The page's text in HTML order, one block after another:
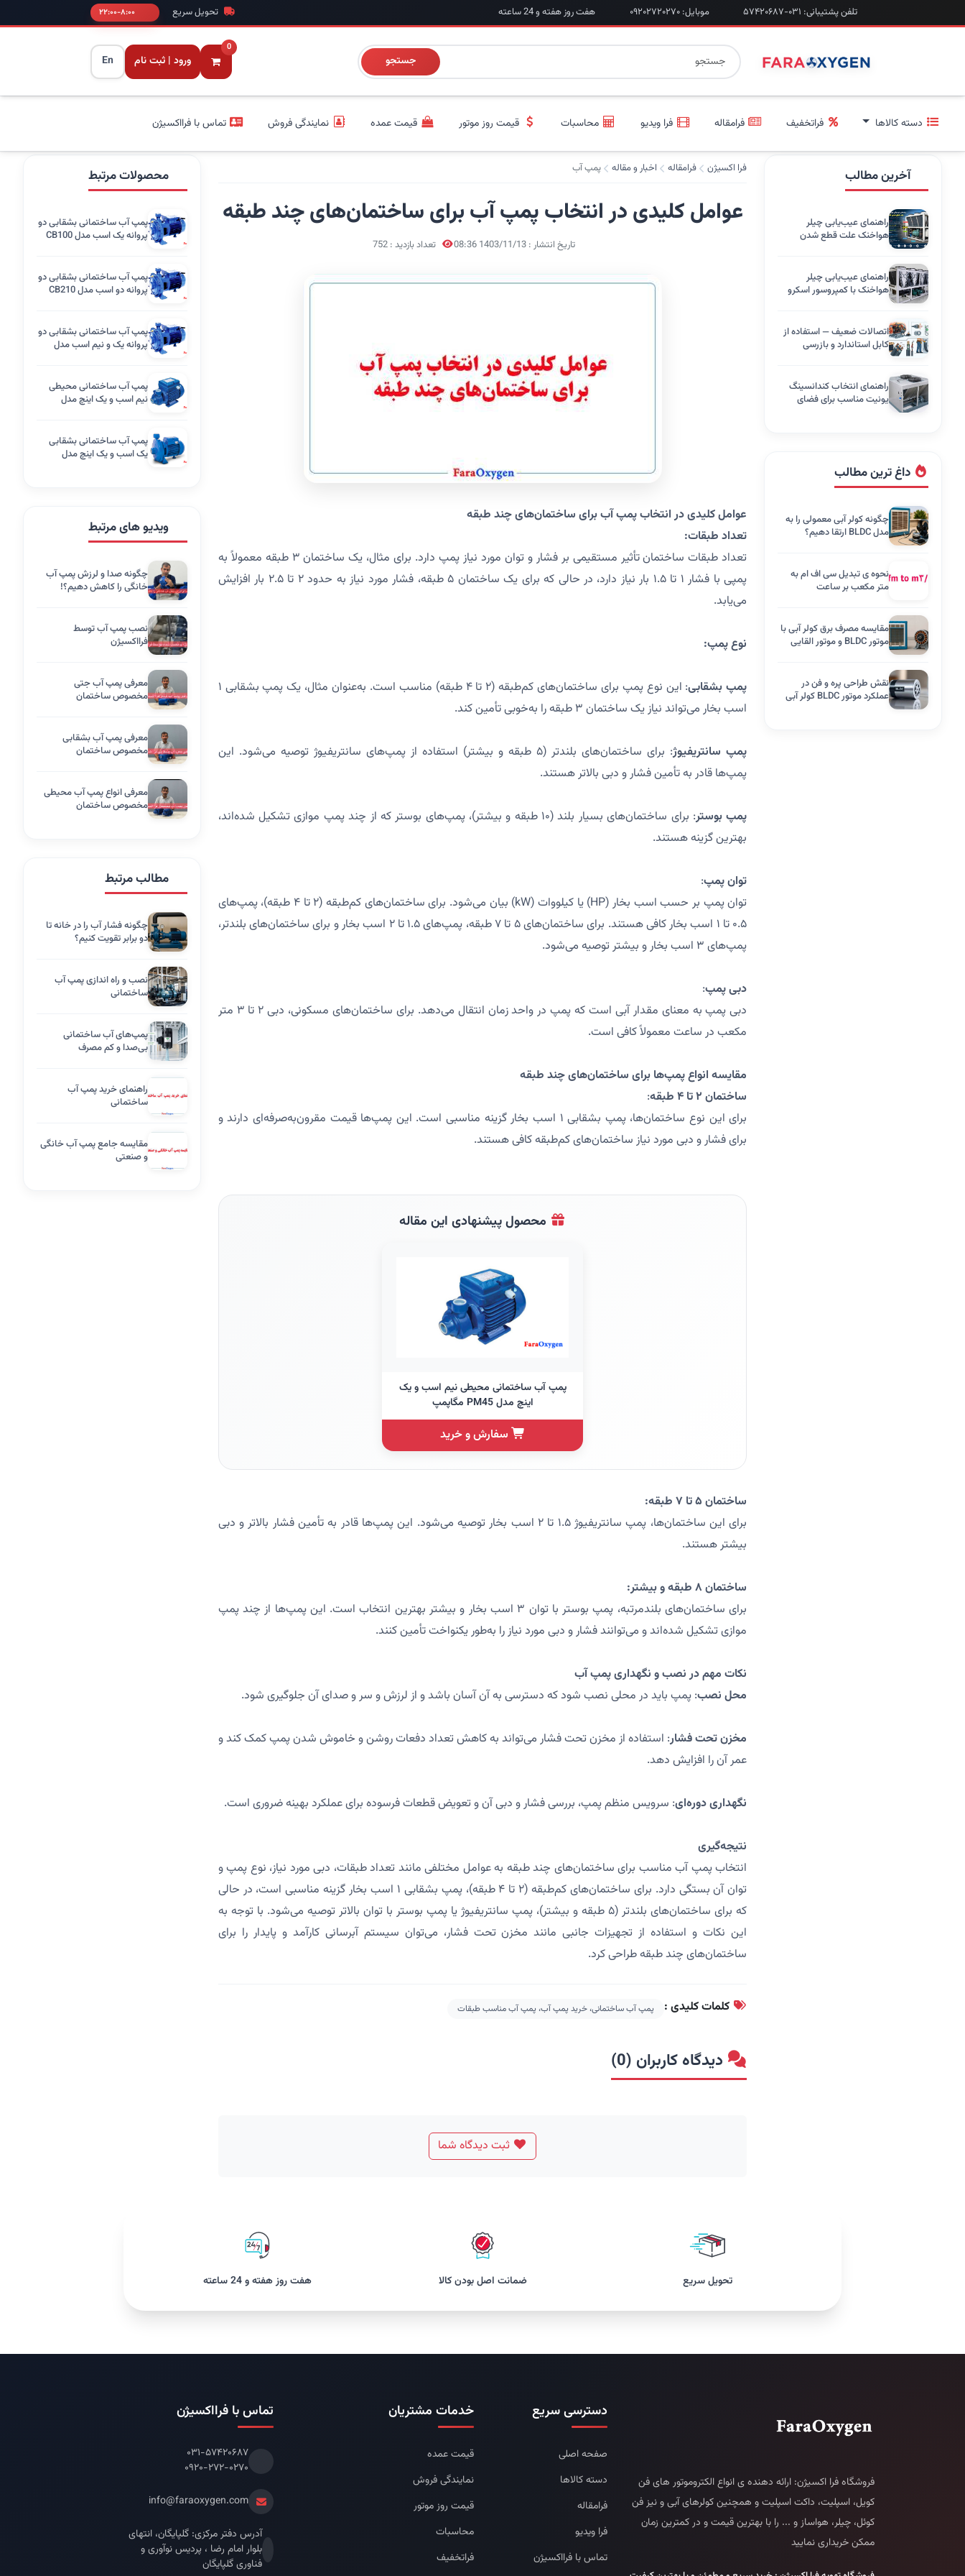
تلفن پشتیبانی: ۰۳۱-۵۷۴۲۰۶۸۷ موبایل: ۰۹۲۰۲۷۲۰۲۷۰ هفت روز هفته و 24 ساعته تحویل سریع
جستجو
0
ورود | ثبت نام En
دسته کالاها فراتخفیف فرامقاله فرا ویدیو محاسبات قیمت روز موتور قیمت عمده نمایندگی فروش تماس با فرااکسیژن
آخرین مطالب
راهنمای عیب‌یابی چیلر
هواخنک علت قطع شدن
راهنمای عیب‌یابی چیلر
هواخنک با کمپروسور اسکرو
اتصالات ضعیف — استفاده از
کابل استاندارد و بازرسی
راهنمای انتخاب کندانسینگ
یونیت مناسب برای فضای
داغ ترین مطالب
چگونه کولر آبی معمولی را به
مدل BLDC ارتقا دهیم؟
نحوه ی تبدیل سی اف ام به
متر مکعب بر ساعت
مقایسه مصرف برق کولر آبی با
موتور BLDC و موتور القایی
نقش طراحی پره و فن در
عملکرد موتور BLDC کولر آبی
فرا اکسیژن فرامقاله اخبار و مقاله پمپ آب
عوامل کلیدی در انتخاب پمپ آب برای ساختمان‌های چند طبقه
تاریخ انتشار : 1403/11/13 08:36 تعداد بازدید : 752
عوامل کلیدی در انتخاب پمپ آب برای ساختمان‌های چند طبقه
تعداد طبقات:
تعداد طبقات ساختمان تأثیر مستقیمی بر فشار و توان مورد نیاز پمپ دارد. برای مثال، یک ساختمان ۳ طبقه معمولاً به
پمپی با فشار ۱ تا ۱.۵ بار نیاز دارد، در حالی که برای یک ساختمان ۵ طبقه، فشار مورد نیاز به حدود ۲ تا ۲.۵ بار افزایش
می‌یابد.
نوع پمپ:
پمپ بشقابی
: این نوع پمپ برای ساختمان‌های کم‌طبقه (۲ تا ۴ طبقه) مناسب است. به‌عنوان مثال، یک پمپ بشقابی ۱
اسب بخار می‌تواند نیاز یک ساختمان ۳ طبقه را به‌خوبی تأمین کند.
پمپ سانتریفیوژ
: برای ساختمان‌های بلندتر (۵ طبقه و بیشتر) استفاده از پمپ‌های سانتریفیوژ توصیه می‌شود. این
پمپ‌ها قادر به تأمین فشار و دبی بالاتر هستند.
پمپ بوستر
: برای ساختمان‌های بسیار بلند (۱۰ طبقه و بیشتر)، پمپ‌های بوستر که از چند پمپ موازی تشکیل شده‌اند،
بهترین گزینه هستند.
توان پمپ:
توان پمپ بر حسب اسب بخار (HP) یا کیلووات (kW) بیان می‌شود. برای ساختمان‌های کم‌طبقه (۲ تا ۴ طبقه)، پمپ‌های
۰.۵ تا ۱ اسب بخار کافی هستند. برای ساختمان‌های ۵ تا ۷ طبقه، پمپ‌های ۱.۵ تا ۲ اسب بخار و برای ساختمان‌های بلندتر،
پمپ‌های ۳ اسب بخار و بیشتر توصیه می‌شود.
دبی پمپ:
دبی پمپ به معنای مقدار آبی است که پمپ در واحد زمان انتقال می‌دهد. برای ساختمان‌های مسکونی، دبی ۲ تا ۳ متر
مکعب در ساعت معمولاً کافی است.
مقایسه انواع پمپ‌ها برای ساختمان‌های چند طبقه
ساختمان ۲ تا ۴ طبقه
:
برای این نوع ساختمان‌ها، پمپ بشقابی ۱ اسب بخار گزینه مناسبی است. این پمپ‌ها قیمت مقرون‌به‌صرفه‌ای دارند و
برای فشار و دبی مورد نیاز ساختمان‌های کم‌طبقه کافی هستند.
محصول پیشنهادی این مقاله
پمپ آب ساختمانی محیطی نیم اسب و یک
اینچ مدل PM45 مگاپمپ
سفارش و خرید
ساختمان ۵ تا ۷ طبقه:
برای این ساختمان‌ها، پمپ سانتریفیوژ ۱.۵ تا ۲ اسب بخار توصیه می‌شود. این پمپ‌ها قادر به تأمین فشار بالاتر و دبی
بیشتر هستند.
ساختمان ۸ طبقه و بیشتر:
برای ساختمان‌های بلندمرتبه، پمپ بوستر با توان ۳ اسب بخار و بیشتر بهترین انتخاب است. این پمپ‌ها از چند پمپ
موازی تشکیل شده‌اند و می‌توانند فشار و دبی مورد نیاز را به‌طور یکنواخت تأمین کنند.
نکات مهم در نصب و نگهداری پمپ آب
محل نصب: پمپ باید در محلی نصب شود که دسترسی به آن آسان باشد و از لرزش و سر و صدای آن جلوگیری شود.
مخزن تحت فشار: استفاده از مخزن تحت فشار می‌تواند به کاهش تعداد دفعات روشن و خاموش شدن پمپ کمک کند و
عمر آن را افزایش دهد.
نگهداری دوره‌ای: سرویس منظم پمپ، بررسی فشار و دبی آن و تعویض قطعات فرسوده برای عملکرد بهینه ضروری است.
نتیجه‌گیری
انتخاب پمپ آب مناسب برای ساختمان‌های چند طبقه به عوامل مختلفی مانند تعداد طبقات، دبی مورد نیاز، نوع پمپ و
توان آن بستگی دارد. برای ساختمان‌های کم‌طبقه (۲ تا ۴ طبقه)، پمپ بشقابی ۱ اسب بخار گزینه مناسبی است، در حالی
که برای ساختمان‌های بلندتر (۵ طبقه و بیشتر)، پمپ سانتریفیوژ یا پمپ بوستر با توان بالاتر توصیه می‌شود. با توجه به
این نکات و استفاده از تجهیزات جانبی مانند مخزن تحت فشار، می‌توان سیستم آبرسانی کارآمد و پایدار را برای
ساختمان‌های چند طبقه طراحی کرد.
کلمات کلیدی : پمپ آب ساختمانی، خرید پمپ آب، پمپ آب مناسب طبقات
دیدگاه کاربران (0)
ثبت دیدگاه شما
محصولات مرتبط
پمپ آب ساختمانی بشقابی دو
پروانه یک اسب مدل CB100
پمپ آب ساختمانی بشقابی دو
پروانه دو اسب مدل CB210
پمپ آب ساختمانی بشقابی دو
پروانه یک و نیم اسب مدل
پمپ آب ساختمانی محیطی
نیم اسب و یک اینچ مدل
پمپ آب ساختمانی بشقابی
یک اسب و یک اینچ مدل
ویدیو های مرتبط
چگونه صدا و لرزش پمپ آب
خانگی را کاهش دهیم؟!
نصب پمپ آب توسط
فرااکسیژن
معرفی پمپ آب جتی
مخصوص ساختمان
معرفی پمپ آب بشقابی
مخصوص ساختمان
معرفی انواع پمپ آب محیطی
مخصوص ساختمان
مطالب مرتبط
چگونه فشار آب را در خانه تا
دو برابر تقویت کنیم؟
نصب و راه اندازی پمپ آب
ساختمانی
پمپ‌های آب ساختمانی
بی‌صدا و کم مصرف
راهنمای خرید پمپ آب
ساختمانی
مقایسه جامع پمپ آب خانگی
و صنعتی
تحویل سریع ضمانت اصل بودن کالا هفت روز هفته و 24 ساعته
فروشگاه فرا اکسیژن: ارائه دهنده ی انواع الکتروموتور های فن
کویل، اسپلیت، داکت اسپلیت و همچنین کولرهای آبی و نیز فن
کوئل، چیلر، هواساز و ... را با بهترین قیمت و در کمترین زمان
ممکن خریداری نمایید
دسترسی سریع
صفحه اصلی
دسته کالاها
فرامقاله
فرا ویدیو
تماس با فرااکسیژن
خدمات مشتریان
قیمت عمده
نمایندگی فروش
قیمت روز موتور
محاسبات
فراتخفیف
تماس با فرااکسیژن
۰۳۱-۵۷۴۲۰۶۸۷
۰۹۲۰-۲۷۲-۰۲۷۰
info@faraoxygen.com
آدرس دفتر مرکزی: گلپایگان، انتهای
بلوار امام رضا ، پردیس نوآوری و
فناوری گلپایگان